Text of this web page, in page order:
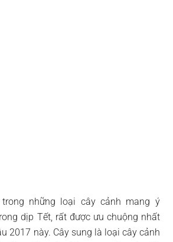
những loại cây cảnh mang ý
dịp Tết, rất được ưu chuộng nhất
2017 này. Cây sung là loại cây cảnh